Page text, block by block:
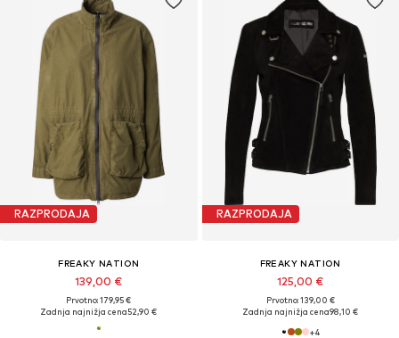
RAZPRODAJA
FREAKY NATION
139,00 €
Prvotno: 179,95 €
Zadnja najnižja cena52,90 €
RAZPRODAJA
FREAKY NATION
125,00 €
Prvotno: 139,00 €
Zadnja najnižja cena98,10 €
+4